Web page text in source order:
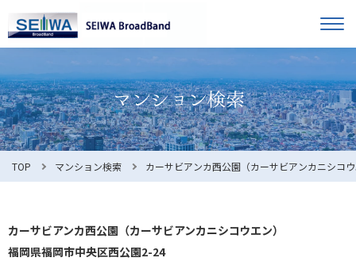
オーナー様へ
入居者様へ
お知らせ
利用規約
TOP マンション検索 カーサビアンカ西公園（カーサビアンカニシコ
カーサビアンカ西公園（カーサビアンカニシコウエン）
福岡県福岡市中央区西公園2-24